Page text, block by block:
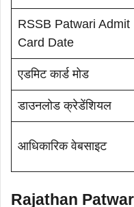
RSSB Patwari Admit
Card Date
एडमिट कार्ड मोड
डाउनलोड क्रेडेंशियल
आधिकारिक वेबसाइट
Rajathan